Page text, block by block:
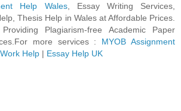
Help Wales, Essay Writing Services,
Thesis Help in Wales at Affordable Prices.
Plagiarism-free Academic Paper
more services : MYOB Assignment
Help | Essay Help UK